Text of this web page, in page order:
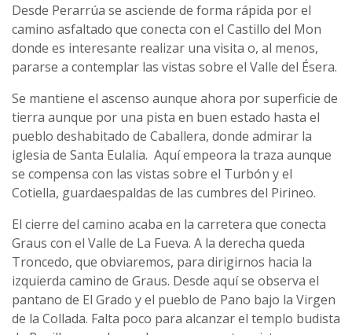
Desde Perarrúa se asciende de forma rápida por el
camino asfaltado que conecta con el Castillo del Mon
donde es interesante realizar una visita o, al menos,
pararse a contemplar las vistas sobre el Valle del Ésera.
Se mantiene el ascenso aunque ahora por superficie de
tierra aunque por una pista en buen estado hasta el
pueblo deshabitado de Caballera, donde admirar la
iglesia de Santa Eulalia. Aquí empeora la traza aunque
se compensa con las vistas sobre el Turbón y el
Cotiella, guardaespaldas de las cumbres del Pirineo.
El cierre del camino acaba en la carretera que conecta
Graus con el Valle de La Fueva. A la derecha queda
Troncedo, que obviaremos, para dirigirnos hacia la
izquierda camino de Graus. Desde aquí se observa el
pantano de El Grado y el pueblo de Pano bajo la Virgen
de la Collada. Falta poco para alcanzar el templo budista